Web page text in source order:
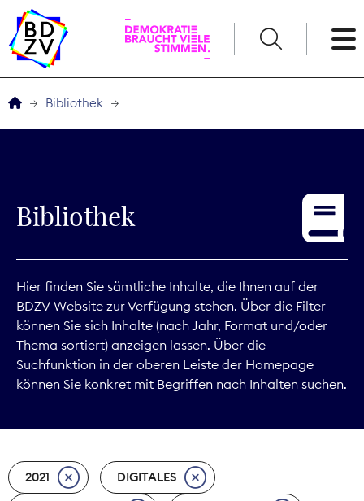
Service
Digitales
Kommunikation
Marktdaten
Nachhaltigkeit
Bibliothek
Bibliothek
Hier finden Sie sämtliche Inhalte, die Ihnen auf der
BDZV-Website zur Verfügung stehen. Über die Filter
können Sie sich Inhalte (nach Jahr, Format und/oder
Thema sortiert) anzeigen lassen. Über die
Suchfunktion in der oberen Leiste der Homepage
können Sie konkret mit Begriffen nach Inhalten suchen.
2021 DIGITALES